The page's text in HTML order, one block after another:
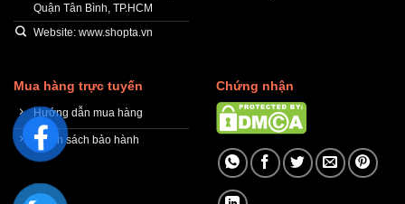
Quận Tân Bình, TP.HCM
Website: www.shopta.vn
Mua hàng trực tuyến
Hướng dẫn mua hàng
Chính sách bảo hành
Chứng nhận